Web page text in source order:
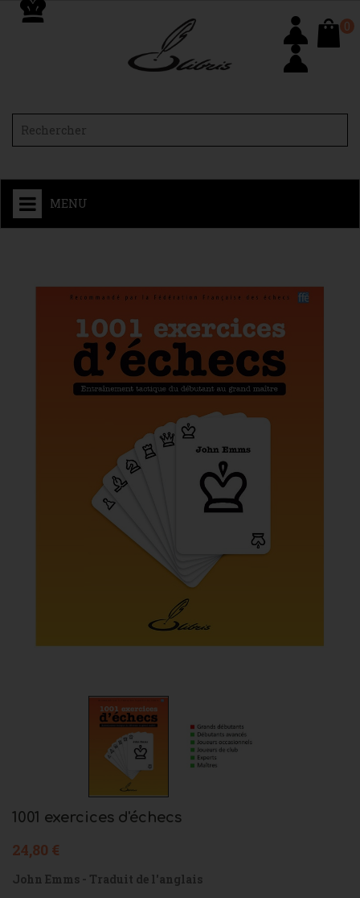
0
MENU
1001 exercices d'échecs
24,80 €
John Emms - Traduit de l'anglais